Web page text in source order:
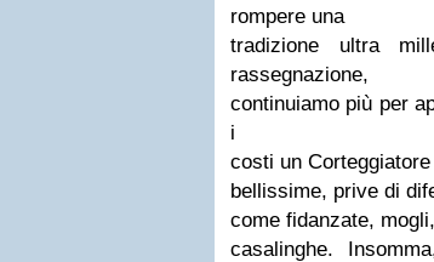
rompere una
tradizione ultra
rassegnazione,
continuiamo più per
i
costi un
bellissime, prive di
come fidanzate,
casalinghe.